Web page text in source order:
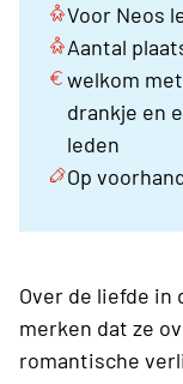
Voor Neos
Aantal
welkom
drankje en
leden
Op
Over de liefde in
merken dat ze
romantische